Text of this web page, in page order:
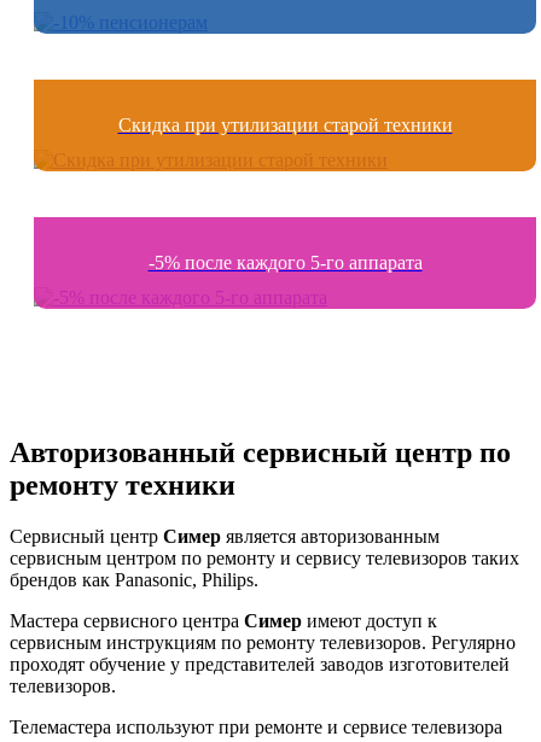
Скидка при утилизации старой техники
-5% после каждого 5-го аппарата
Авторизованный сервисный центр по
ремонту техники
Сервисный центр Симер является авторизованным
сервисным центром по ремонту и сервису телевизоров таких
брендов как Panasonic, Philips.
Мастера сервисного центра Симер имеют доступ к
сервисным инструкциям по ремонту телевизоров. Регулярно
проходят обучение у представителей заводов изготовителей
телевизоров.
Телемастера используют при ремонте и сервисе телевизора